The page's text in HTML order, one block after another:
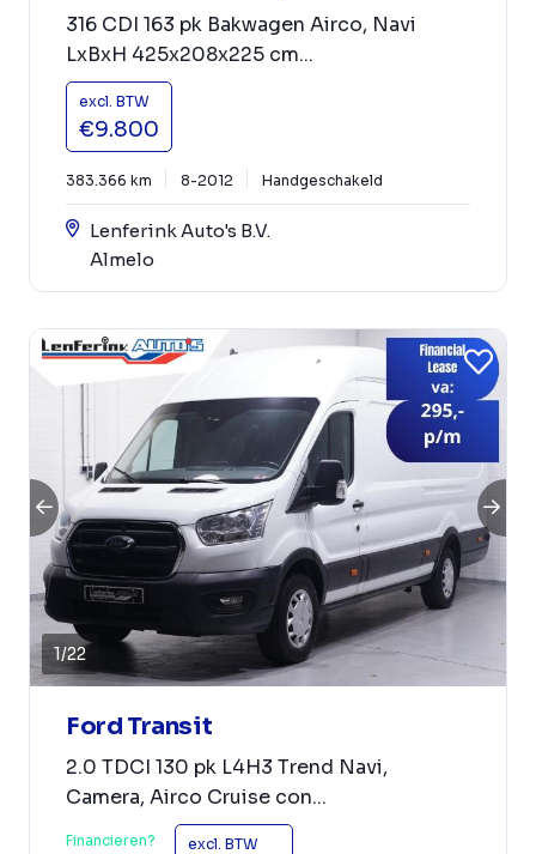
316 CDI 163 pk Bakwagen Airco, Navi
LxBxH 425x208x225 cm...
excl. BTW
€9.800
383.366 km 8-2012 Handgeschakeld
Lenferink Auto's B.V.
Almelo
1/22
Ford Transit
2.0 TDCI 130 pk L4H3 Trend Navi,
Camera, Airco Cruise con...
Financieren? excl. BTW